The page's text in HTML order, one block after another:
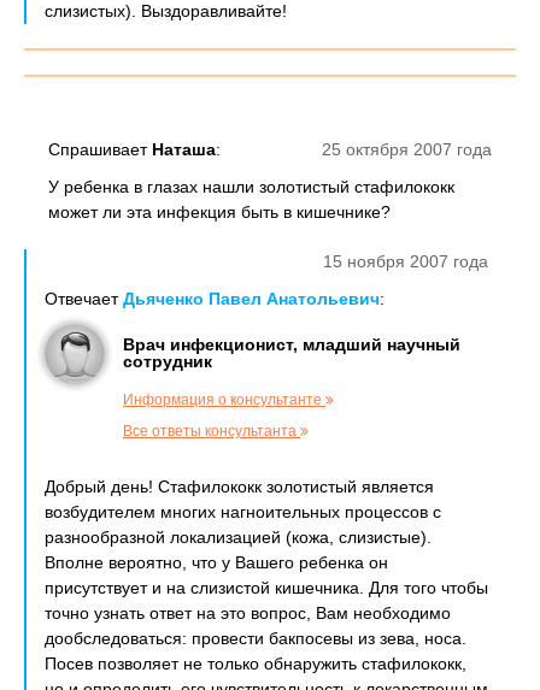
слизистых). Выздоравливайте!
25 октября 2007 года
Спрашивает Наташа:
У ребенка в глазах нашли золотистый стафилококк
может ли эта инфекция быть в кишечнике?
15 ноября 2007 года
ОтвечаетДьяченко Павел Анатольевич:
Врач инфекционист, младший научный
сотрудник
Информация о консультанте
Все ответы консультанта
Добрый день! Стафилококк золотистый является
возбудителем многих нагноительных процессов с
разнообразной локализацией (кожа, слизистые).
Вполне вероятно, что у Вашего ребенка он
присутствует и на слизистой кишечника. Для того чтобы
точно узнать ответ на это вопрос, Вам необходимо
дообследоваться: провести бакпосевы из зева, носа.
Посев позволяет не только обнаружить стафилококк,